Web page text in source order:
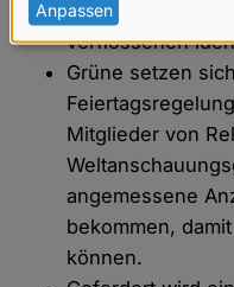
atmen noch
verflossenen
Grüne setzen
Mitglieder von
angemessene
bekommen,
können.
Daten
und
Cookies
Anpassen